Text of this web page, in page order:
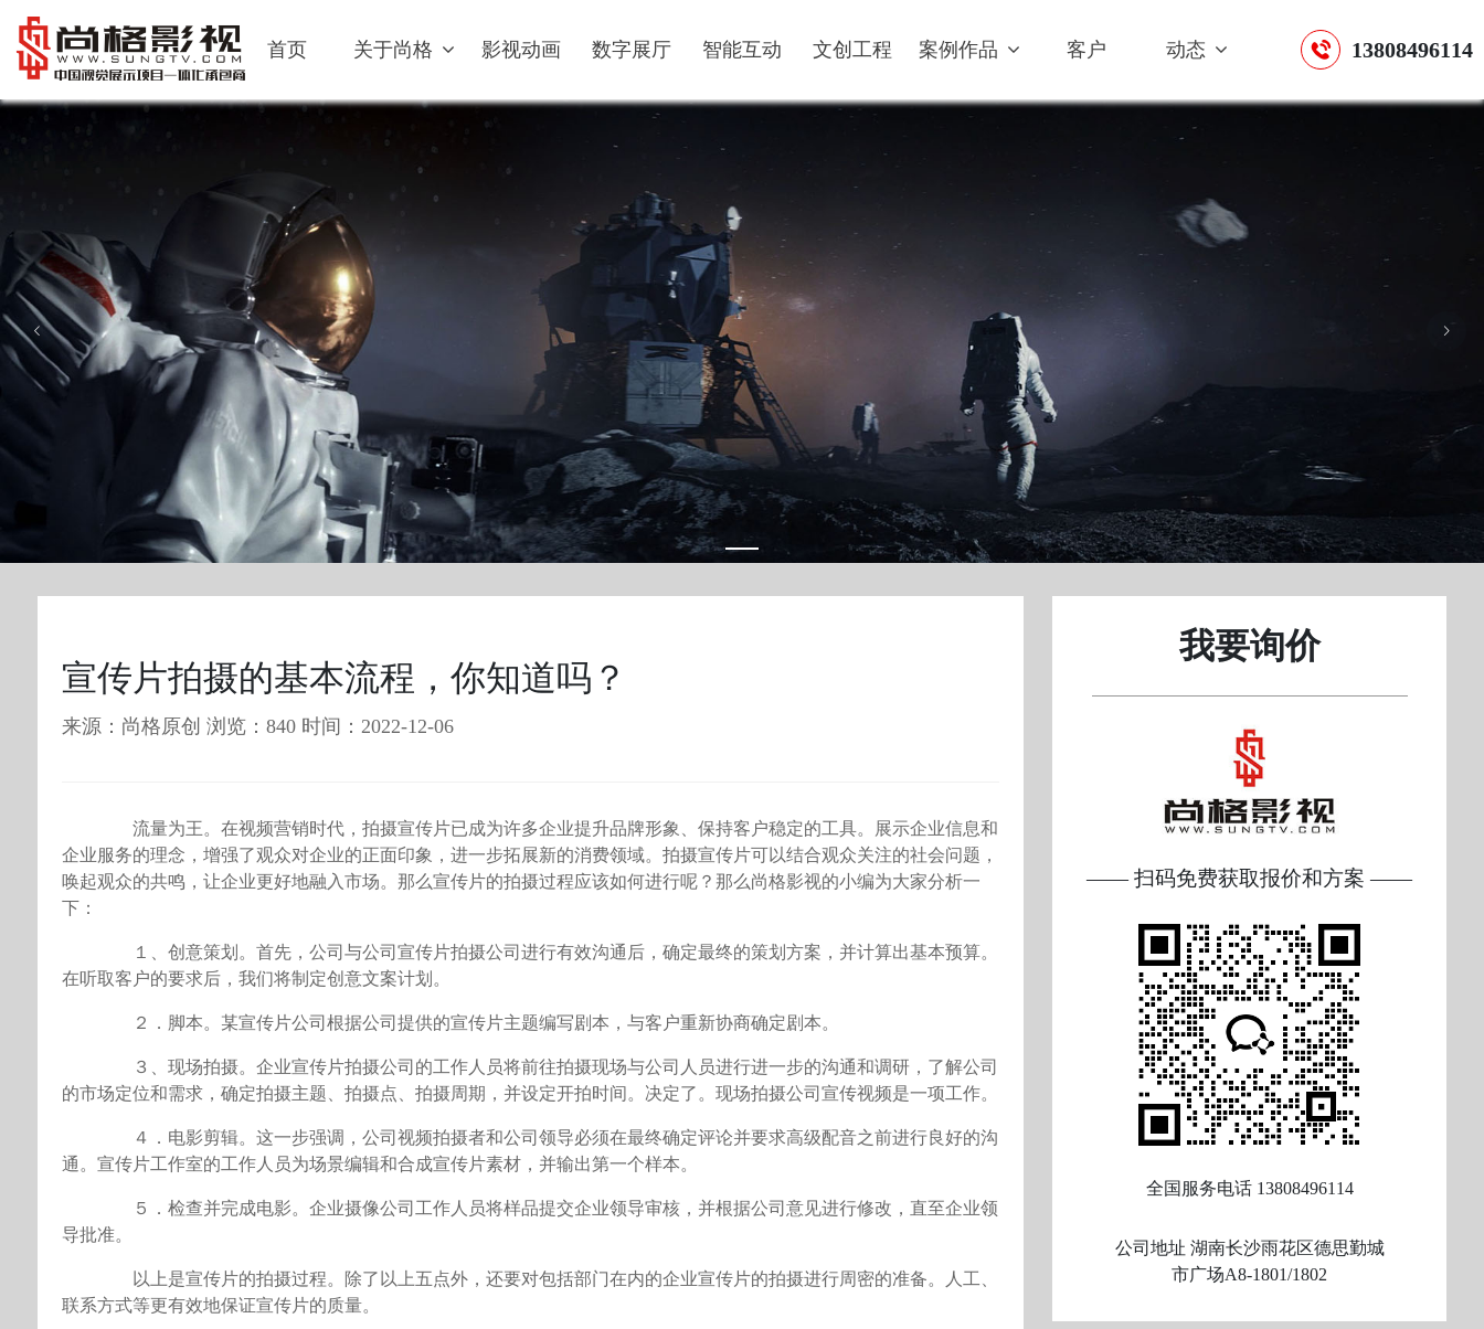
首页 关于尚格 影视动画 数字展厅 智能互动 文创工程 案例作品 客户 动态 13808496114
宣传片拍摄的基本流程，你知道吗？
来源：尚格原创 浏览：840 时间：2022-12-06
流量为王。在视频营销时代，拍摄宣传片已成为许多企业提升品牌形象、保持客户稳定的工具。展示企业信息和
企业服务的理念，增强了观众对企业的正面印象，进一步拓展新的消费领域。拍摄宣传片可以结合观众关注的社会问题，
唤起观众的共鸣，让企业更好地融入市场。那么宣传片的拍摄过程应该如何进行呢？那么尚格影视的小编为大家分析一
下：
１、创意策划。首先，公司与公司宣传片拍摄公司进行有效沟通后，确定最终的策划方案，并计算出基本预算。
在听取客户的要求后，我们将制定创意文案计划。
２．脚本。某宣传片公司根据公司提供的宣传片主题编写剧本，与客户重新协商确定剧本。
３、现场拍摄。企业宣传片拍摄公司的工作人员将前往拍摄现场与公司人员进行进一步的沟通和调研，了解公司
的市场定位和需求，确定拍摄主题、拍摄点、拍摄周期，并设定开拍时间。决定了。现场拍摄公司宣传视频是一项工作。
４．电影剪辑。这一步强调，公司视频拍摄者和公司领导必须在最终确定评论并要求高级配音之前进行良好的沟
通。宣传片工作室的工作人员为场景编辑和合成宣传片素材，并输出第一个样本。
５．检查并完成电影。企业摄像公司工作人员将样品提交企业领导审核，并根据公司意见进行修改，直至企业领
导批准。
以上是宣传片的拍摄过程。除了以上五点外，还要对包括部门在内的企业宣传片的拍摄进行周密的准备。人工、
联系方式等更有效地保证宣传片的质量。
我要询价
—— 扫码免费获取报价和方案 ——
全国服务电话 13808496114
公司地址 湖南长沙雨花区德思勤城
市广场A8-1801/1802